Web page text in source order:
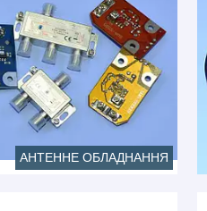
АНТЕННЕ ОБЛАДНАННЯ